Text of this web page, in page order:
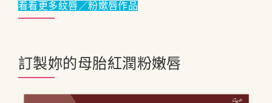
看看更多紋唇／粉嫰唇作品
訂製妳的母胎紅潤粉嫩唇